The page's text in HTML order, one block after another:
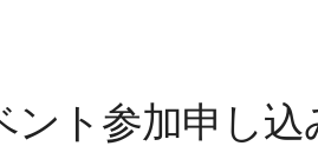
ント参加申し込